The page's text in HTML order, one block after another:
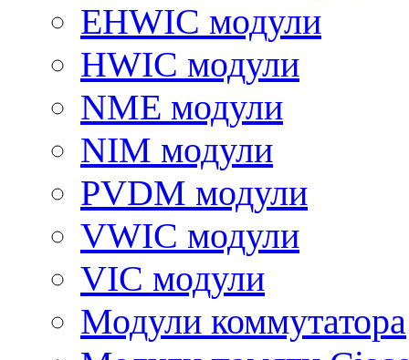
EHWIC модули
HWIC модули
NME модули
NIM модули
PVDM модули
VWIC модули
VIC модули
Модули коммутатора